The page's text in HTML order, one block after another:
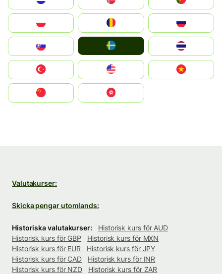
United States
中國香港特別行政區
Valutakurser:
Skicka pengar utomlands:
Historiska valutakurser:
Historisk kurs för AUD
Historisk kurs för GBP
Historisk kurs för MXN
Historisk kurs för EUR
Historisk kurs för JPY
Historisk kurs för CAD
Historisk kurs för INR
Historisk kurs för NZD
Historisk kurs för ZAR